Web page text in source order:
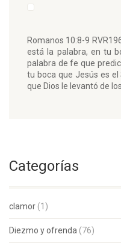
Romanos 10:8-9
está la palabra, en tu
palabra de fe que
tu boca que Jesús es
que Dios le levantó de
Categorías
clamor (1)
Diezmo y ofrenda (76)